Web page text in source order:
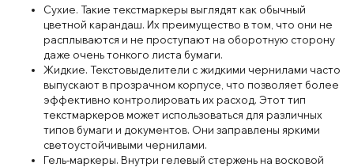
Сухие. Такие текстмаркеры выглядят как обычный
цветной карандаш. Их преимущество в том, что они не
расплываются и не проступают на оборотную сторону
даже очень тонкого листа бумаги.
Жидкие. Текстовыделители с жидкими чернилами часто
выпускают в прозрачном корпусе, что позволяет более
эффективно контролировать их расход. Этот тип
текстмаркеров может использоваться для различных
типов бумаги и документов. Они заправлены яркими
светоустойчивыми чернилами.
Гель-маркеры. Внутри гелевый стержень на восковой